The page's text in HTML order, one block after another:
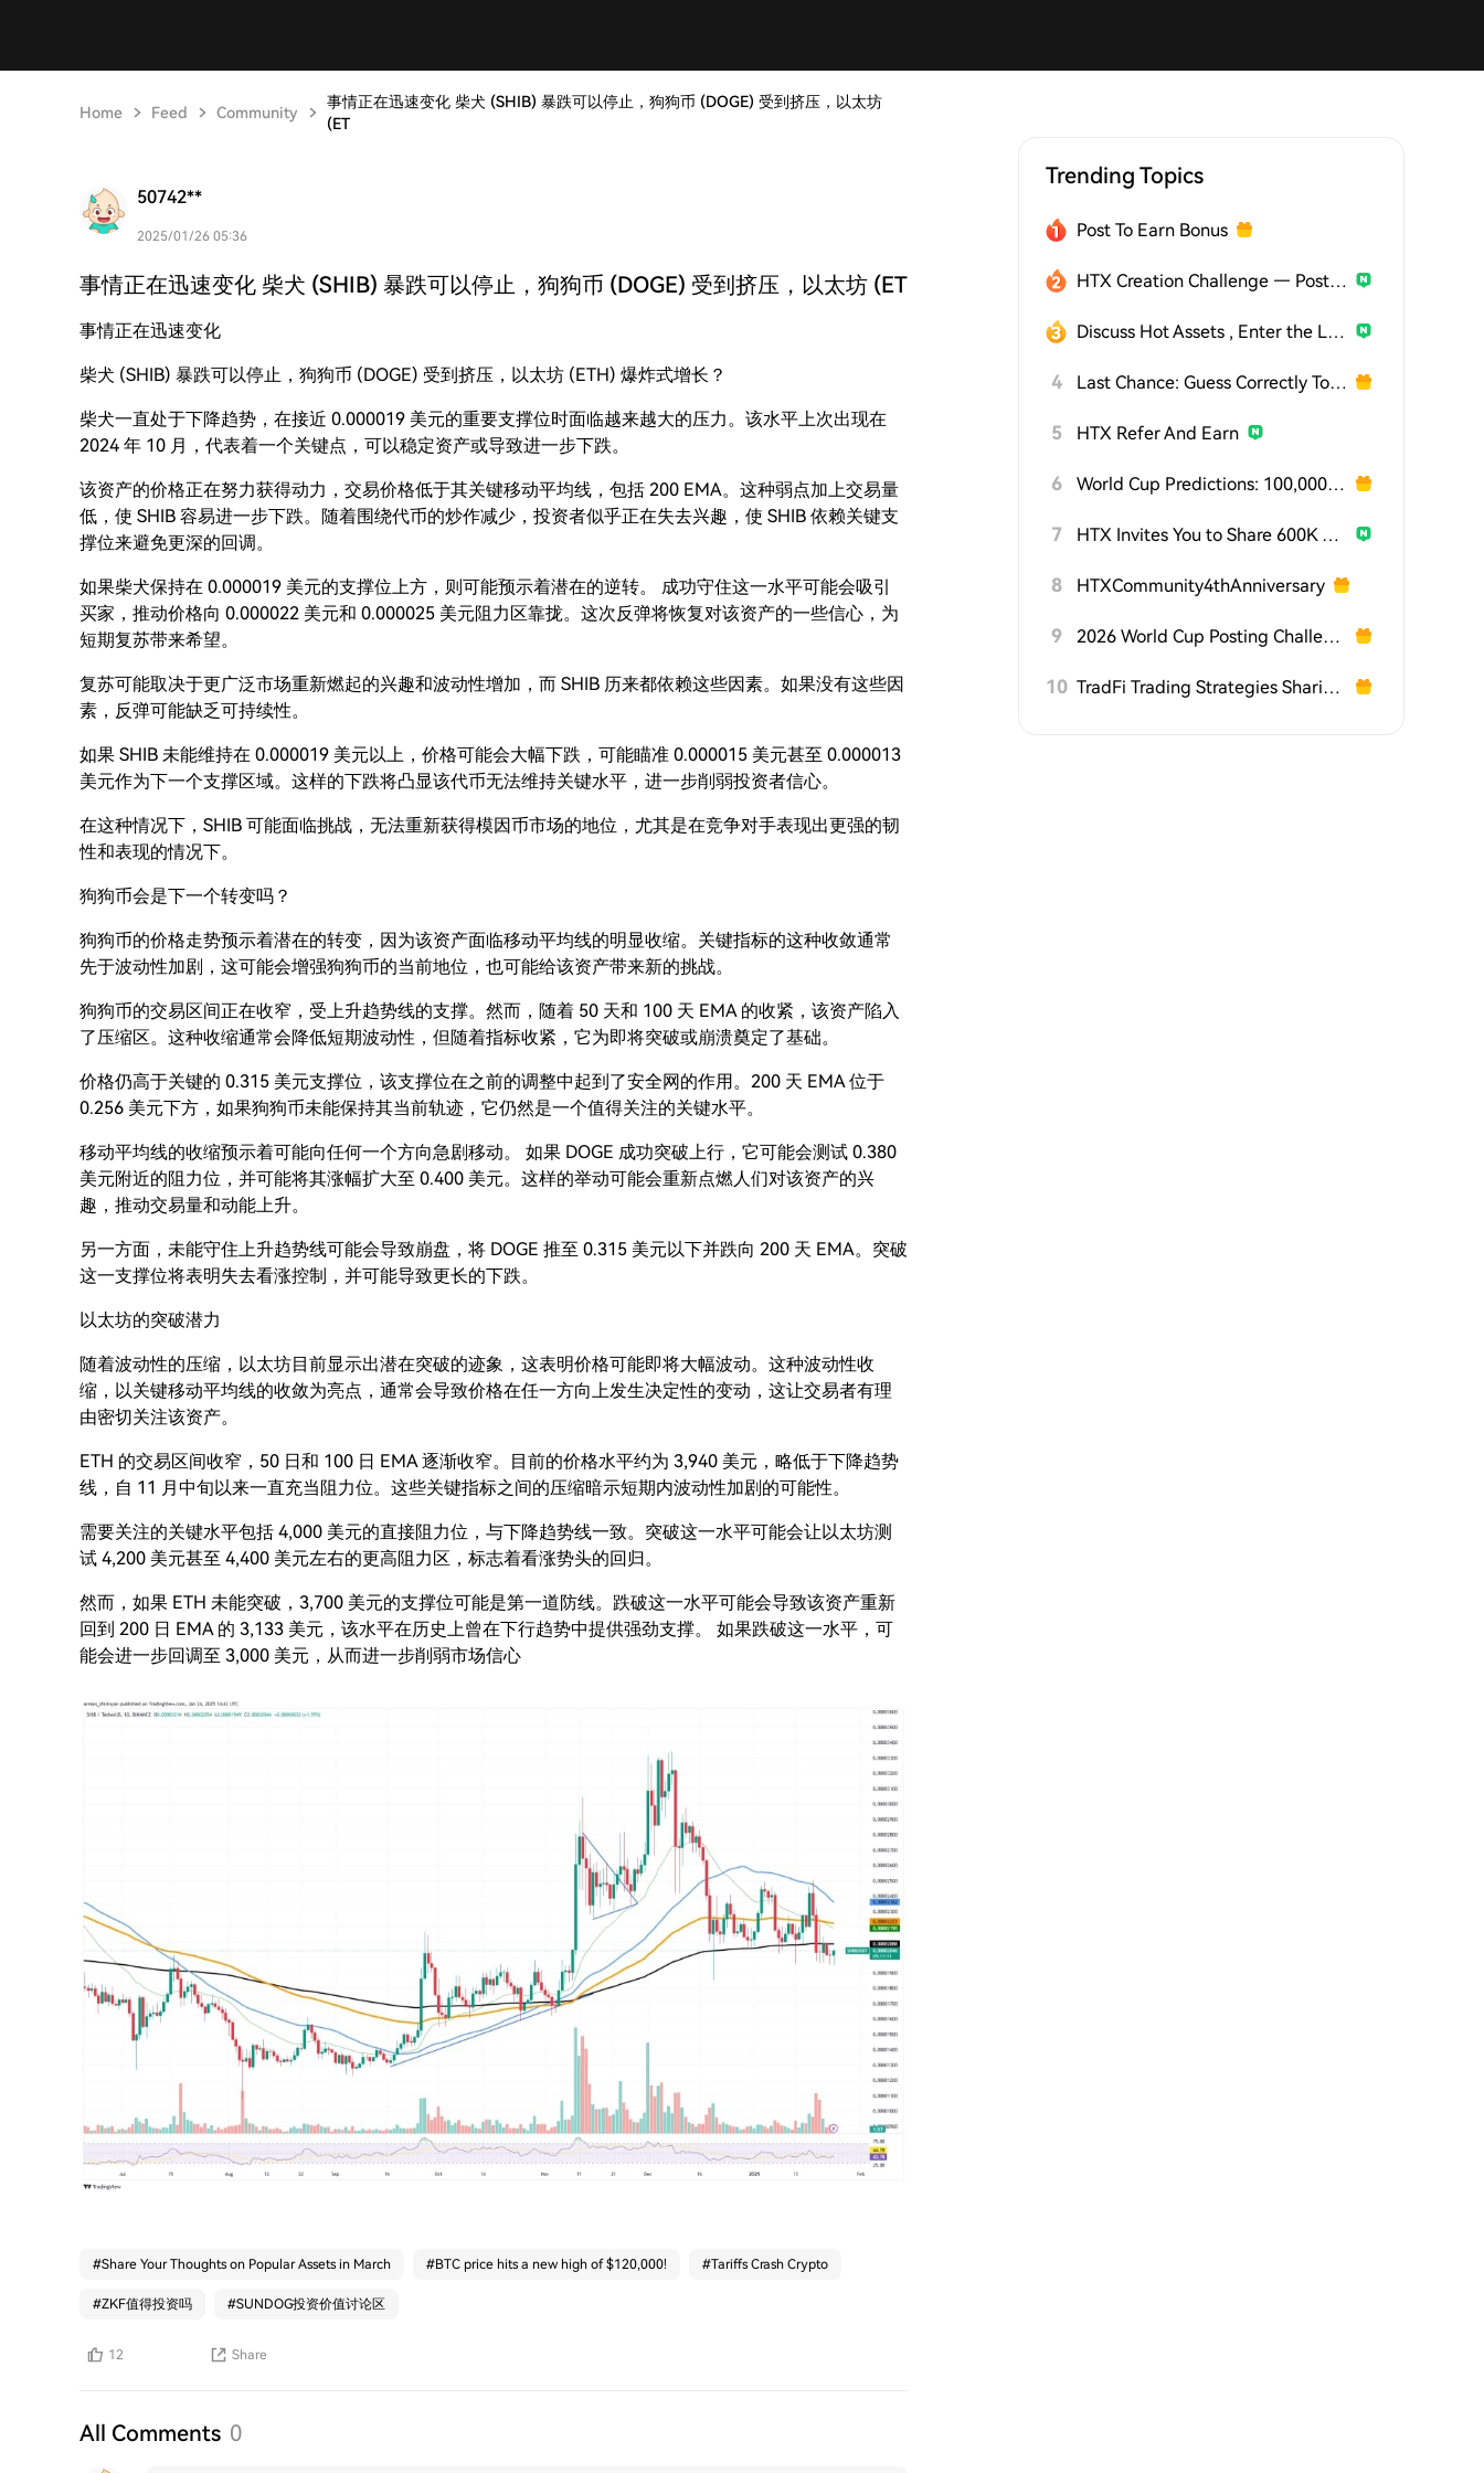
Home Feed Community
事情正在迅速变化 柴犬 (SHIB) 暴跌可以停止，狗狗币 (DOGE) 受到挤压，以太坊
(ET
50742**
2025/01/26 05:36
事情正在迅速变化 柴犬 (SHIB) 暴跌可以停止，狗狗币 (DOGE) 受到挤压，以太坊 (ET
事情正在迅速变化
柴犬 (SHIB) 暴跌可以停止，狗狗币 (DOGE) 受到挤压，以太坊 (ETH) 爆炸式增长？
柴犬一直处于下降趋势，在接近 0.000019 美元的重要支撑位时面临越来越大的压力。该水平上次出现在
2024 年 10 月，代表着一个关键点，可以稳定资产或导致进一步下跌。
该资产的价格正在努力获得动力，交易价格低于其关键移动平均线，包括 200 EMA。这种弱点加上交易量
低，使 SHIB 容易进一步下跌。随着围绕代币的炒作减少，投资者似乎正在失去兴趣，使 SHIB 依赖关键支
撑位来避免更深的回调。
如果柴犬保持在 0.000019 美元的支撑位上方，则可能预示着潜在的逆转。 成功守住这一水平可能会吸引
买家，推动价格向 0.000022 美元和 0.000025 美元阻力区靠拢。这次反弹将恢复对该资产的一些信心，为
短期复苏带来希望。
复苏可能取决于更广泛市场重新燃起的兴趣和波动性增加，而 SHIB 历来都依赖这些因素。如果没有这些因
素，反弹可能缺乏可持续性。
如果 SHIB 未能维持在 0.000019 美元以上，价格可能会大幅下跌，可能瞄准 0.000015 美元甚至 0.000013
美元作为下一个支撑区域。这样的下跌将凸显该代币无法维持关键水平，进一步削弱投资者信心。
在这种情况下，SHIB 可能面临挑战，无法重新获得模因币市场的地位，尤其是在竞争对手表现出更强的韧
性和表现的情况下。
狗狗币会是下一个转变吗？
狗狗币的价格走势预示着潜在的转变，因为该资产面临移动平均线的明显收缩。关键指标的这种收敛通常
先于波动性加剧，这可能会增强狗狗币的当前地位，也可能给该资产带来新的挑战。
狗狗币的交易区间正在收窄，受上升趋势线的支撑。然而，随着 50 天和 100 天 EMA 的收紧，该资产陷入
了压缩区。这种收缩通常会降低短期波动性，但随着指标收紧，它为即将突破或崩溃奠定了基础。
价格仍高于关键的 0.315 美元支撑位，该支撑位在之前的调整中起到了安全网的作用。200 天 EMA 位于
0.256 美元下方，如果狗狗币未能保持其当前轨迹，它仍然是一个值得关注的关键水平。
移动平均线的收缩预示着可能向任何一个方向急剧移动。 如果 DOGE 成功突破上行，它可能会测试 0.380
美元附近的阻力位，并可能将其涨幅扩大至 0.400 美元。这样的举动可能会重新点燃人们对该资产的兴
趣，推动交易量和动能上升。
另一方面，未能守住上升趋势线可能会导致崩盘，将 DOGE 推至 0.315 美元以下并跌向 200 天 EMA。突破
这一支撑位将表明失去看涨控制，并可能导致更长的下跌。
以太坊的突破潜力
随着波动性的压缩，以太坊目前显示出潜在突破的迹象，这表明价格可能即将大幅波动。这种波动性收
缩，以关键移动平均线的收敛为亮点，通常会导致价格在任一方向上发生决定性的变动，这让交易者有理
由密切关注该资产。
ETH 的交易区间收窄，50 日和 100 日 EMA 逐渐收窄。目前的价格水平约为 3,940 美元，略低于下降趋势
线，自 11 月中旬以来一直充当阻力位。这些关键指标之间的压缩暗示短期内波动性加剧的可能性。
需要关注的关键水平包括 4,000 美元的直接阻力位，与下降趋势线一致。突破这一水平可能会让以太坊测
试 4,200 美元甚至 4,400 美元左右的更高阻力区，标志着看涨势头的回归。
然而，如果 ETH 未能突破，3,700 美元的支撑位可能是第一道防线。跌破这一水平可能会导致该资产重新
回到 200 日 EMA 的 3,133 美元，该水平在历史上曾在下行趋势中提供强劲支撑。 如果跌破这一水平，可
能会进一步回调至 3,000 美元，从而进一步削弱市场信心
#Share Your Thoughts on Popular Assets in March #BTC price hits a new high of $120,000! #Tariffs Crash Crypto
#ZKF值得投资吗 #SUNDOG投资价值讨论区
12 Share
All Comments 0
Trending Topics
Post To Earn Bonus
HTX Creation Challenge — Post and Win 1,500U
Discuss Hot Assets , Enter the Lucky Draw
4 Last Chance: Guess Correctly Today and Win More
5 HTX Refer And Earn
6 World Cup Predictions: 100,000 USDT Daily
7 HTX Invites You to Share 600K USDT in Gift Packs
8 HTXCommunity4thAnniversary
9 2026 World Cup Posting Challenge on HTX Square
10 TradFi Trading Strategies Sharing Challenge